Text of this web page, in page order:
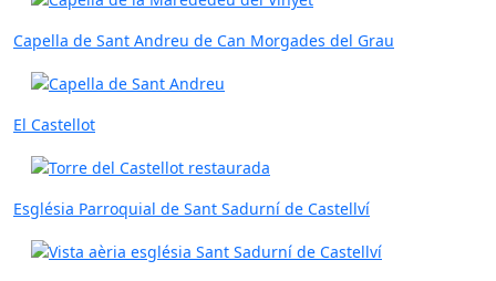
Capella de Sant Andreu de Can Morgades del Grau
El Castellot
Església Parroquial de Sant Sadurní de Castellví